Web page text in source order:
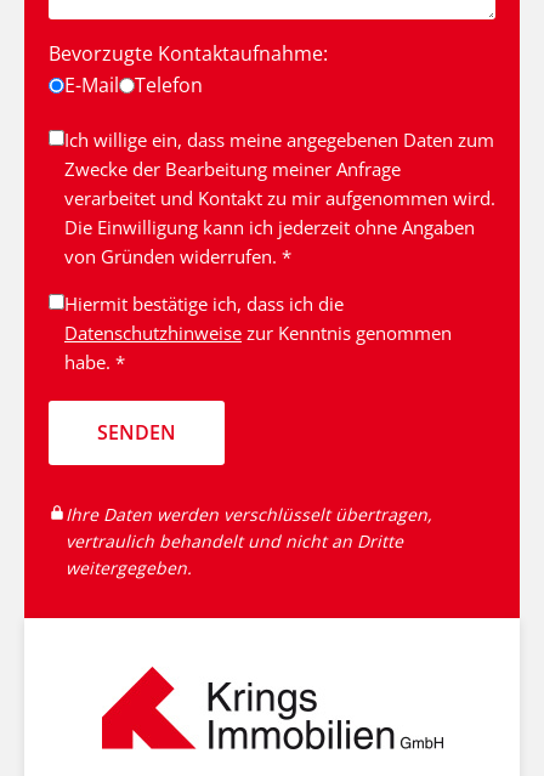
Bevorzugte Kontaktaufnahme:
E-Mail
Telefon
Ich willige ein, dass meine angegebenen Daten zum
Zwecke der Bearbeitung meiner Anfrage
verarbeitet und Kontakt zu mir aufgenommen wird.
Die Einwilligung kann ich jederzeit ohne Angaben
von Gründen widerrufen. *
Hiermit bestätige ich, dass ich die
Datenschutzhinweise zur Kenntnis genommen
habe. *
SENDEN
Ihre Daten werden verschlüsselt übertragen,
vertraulich behandelt und nicht an Dritte
weitergegeben.